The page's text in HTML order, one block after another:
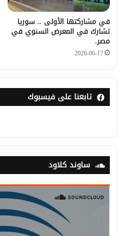
في مشاركتها الأولى .. سوريا
تشارك في المعرض السنوي في
مصر.
2026-06-17
تابعنا على فيسبوك
ساوند كلاود